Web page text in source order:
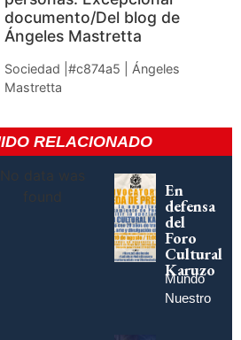
documento/Del blog de
Ángeles Mastretta
Sociedad |#c874a5 | Ángeles
Mastretta
RELACIONADO
No data was
found
En
defensa
del
Foro
Cultural
Karuzo
Mundo
Nuestro